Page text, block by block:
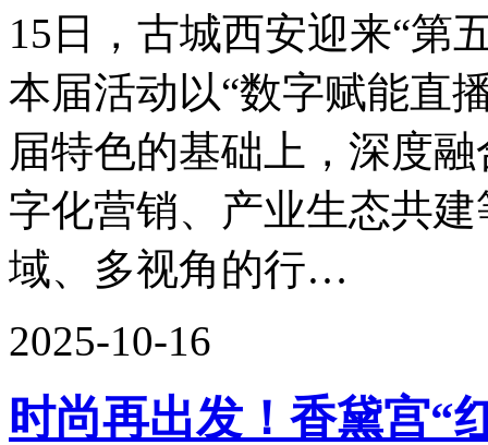
15日，古城西安迎来“第
本届活动以“数字赋能直
届特色的基础上，深度
字化营销、产业生态共
域、多视角的行…
2025-10-16
时尚再出发！香黛宫“